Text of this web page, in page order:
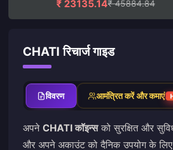
₹ 23135.14₹ 45884.84
CHATI रिचार्ज गाइड
विवरण आमंत्रित करें और कमाएं
अपने CHATI कॉइन्सको सुरक्षित और
और अपने अकाउंट को दैनिक उपयोग के लिए